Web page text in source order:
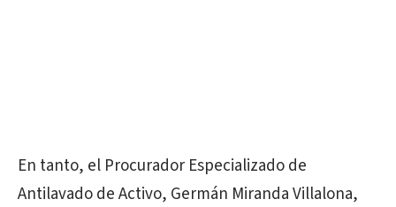
En tanto, el Procurador Especializado de
Antilavado de Activo, Germán Miranda Villalona,